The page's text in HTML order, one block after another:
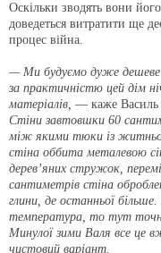
Оскільки зводять вони
доведеться витратити ще
процес війна.
— Ми будуємо дуже дешеве
за практичністю цей дім
матеріалів, — каже Василь
Стіни завтовшки 60
між якими тюки із
стіна оббита металевою
дерев’яних стружок,
сантиметрів стіна
глини, де останньої
температура, то тут
Минулої зими Валя все це
чистовий варіант.